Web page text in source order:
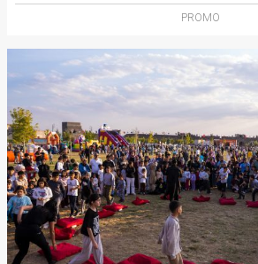
PROMO